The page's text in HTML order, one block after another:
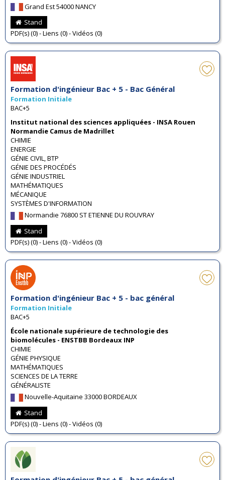
Grand Est 54000 NANCY
Stand
PDF(s) (0) - Liens (0) - Vidéos (0)
Formation d'ingénieur Bac + 5 - Bac Général
Formation Initiale
BAC+5
Institut national des sciences appliquées - INSA Rouen
Normandie Camus de Madrillet
CHIMIE
ENERGIE
GÉNIE CIVIL, BTP
GÉNIE DES PROCÉDÉS
GÉNIE INDUSTRIEL
MATHÉMATIQUES
MÉCANIQUE
SYSTÈMES D'INFORMATION
Normandie 76800 ST ETIENNE DU ROUVRAY
Stand
PDF(s) (0) - Liens (0) - Vidéos (0)
Formation d'ingénieur Bac + 5 - bac général
Formation Initiale
BAC+5
École nationale supérieure de technologie des
biomolécules - ENSTBB Bordeaux INP
CHIMIE
GÉNIE PHYSIQUE
MATHÉMATIQUES
SCIENCES DE LA TERRE
GÉNÉRALISTE
Nouvelle-Aquitaine 33000 BORDEAUX
Stand
PDF(s) (0) - Liens (0) - Vidéos (0)